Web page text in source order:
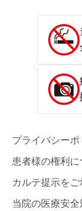
プライバシーポ
患者様の権利に
カルテ提示を
当院の医療安